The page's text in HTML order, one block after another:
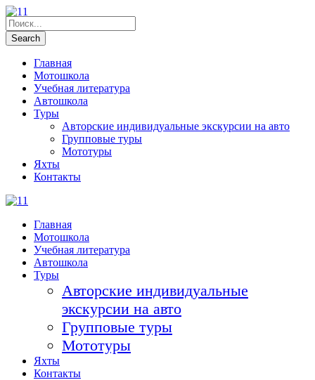
Главная
Мотошкола
Учебная литература
Автошкола
Туры
Авторские индивидуальные экскурсии на авто
Групповые туры
Мототуры
Яхты
Контакты
Главная
Мотошкола
Учебная литература
Автошкола
Туры
Авторские индивидуальные
экскурсии на авто
Групповые туры
Мототуры
Яхты
Контакты